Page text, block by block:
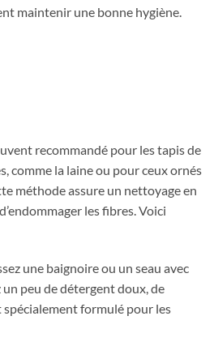
maintenir une bonne hygiène.
recommandé pour les tapis de
comme la laine ou pour ceux ornés
méthode assure un nettoyage en
les fibres. Voici
une baignoire ou un seau avec
un peu de détergent doux, de
formulé pour les